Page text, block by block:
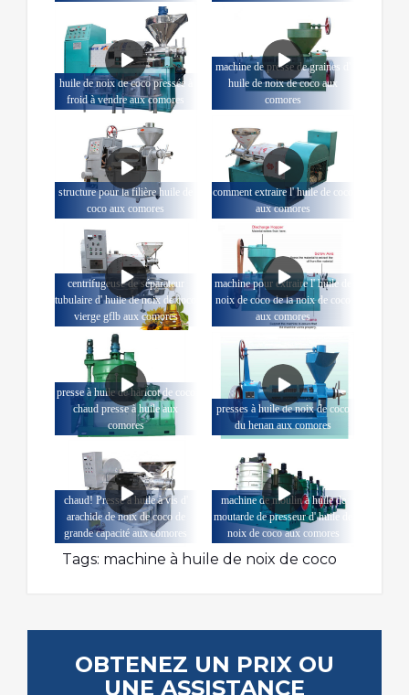
huile de noix de coco pressée à
froid à vendre aux comores
machine de presse de graines d'
huile de noix de coco aux
comores
structure pour la filière huile de
coco aux comores
comment extraire l' huile de coco
aux comores
centrifugeuse de séparateur
tubulaire d' huile de noix de coco
vierge gflb aux comores
machine pour extraire l' huile de
noix de coco de la noix de coco
aux comores
presse à huile de haricot de coco
chaud presse à huile aux
comores
presses à huile de noix de coco
du henan aux comores
chaud! Presse à huile à vis d'
arachide de noix de coco de
grande capacité aux comores
machine de moulin à huile de
moutarde de presseur d' huile de
noix de coco aux comores
Tags: machine à huile de noix de coco
OBTENEZ UN PRIX OU
UNE ASSISTANCE